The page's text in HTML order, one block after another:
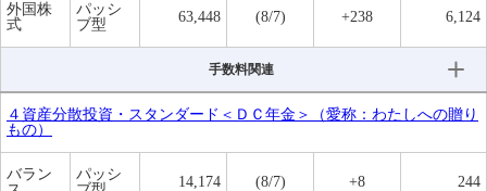
外国株
式
パッシ
ブ型
63,448 (8/7) +238 6,124
手数料関連
４資産分散投資・スタンダード＜ＤＣ年金＞（愛称：わたしへの贈り
もの）
バラン
パッシ
14,174 (8/7) +8 244